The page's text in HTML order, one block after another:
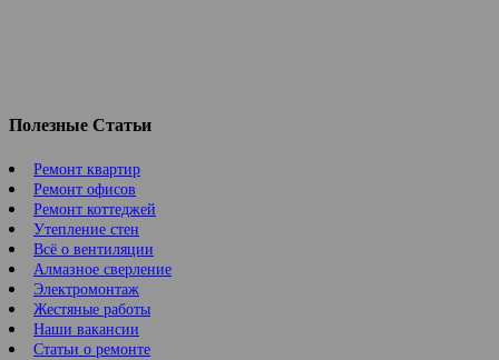
Полезные Статьи
Ремонт квартир
Ремонт офисов
Ремонт коттеджей
Утепление стен
Всё о вентиляции
Алмазное сверление
Электромонтаж
Жестяные работы
Наши вакансии
Статьи о ремонте